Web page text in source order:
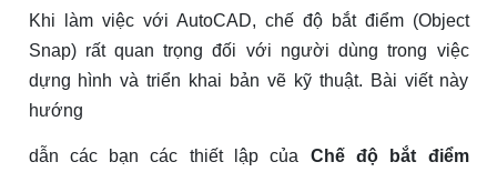
Khi làm việc với AutoCAD, chế độ bắt điểm (Object
Snap) rất quan trọng đối với người dùng trong việc
dựng hình và triển khai bản vẽ kỹ thuật. Bài viết này
hướng
dẫn các bạn các thiết lập của Chế độ bắt điểm